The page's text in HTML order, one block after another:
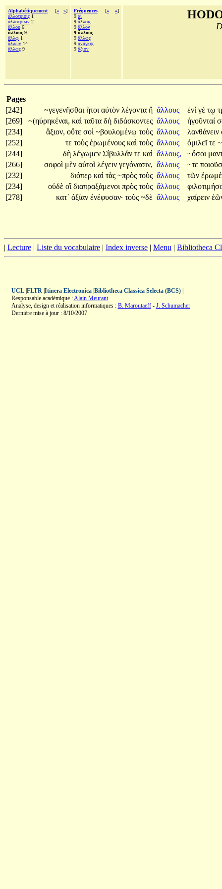
Alphabétiquement [« »]
ἀλλοτρίοις 1
ἀλλοτρίων 2
ἄλλου 6
ἄλλους 9
ἄλλῳ 1
ἄλλων 14
ἄλλως 9
Fréquences [« »]
9 αἱ
9 ἄλλοις
9 ἄλλον
9 ἄλλους
9 ἄλλως
9 ἀνάγκης
9 ἄξιον
Pages
[242]
~γεγενῆσθαι ἤτοι αὐτὸν λέγοντα ἢ ἄλλους ἑνί γέ τῳ
[269]
~(ηὑρηκέναι, καὶ ταῦτα δὴ διδάσκοντες ἄλλους ἡγοῦνταί
[234]
ἄξιον, οὔτε σοὶ ~βουλομένῳ τοὺς ἄλλους λανθάνειν
[252]
τε τοὺς ἐρωμένους καὶ τοὺς ἄλλους ὁμιλεῖτε
[244]
δὴ λέγωμεν Σίβυλλάν τε καὶ ἄλλους, ~ὅσοι
[266]
σοφοὶ μὲν αὐτοὶ λέγειν γεγόνασιν, ἄλλους ~τε
[232]
διόπερ καὶ τὰς ~πρὸς τοὺς ἄλλους τῶν
[234]
οὐδὲ οἳ διαπραξάμενοι πρὸς τοὺς ἄλλους
[278]
κατ᾽ ἀξίαν ἐνέφυσαν· τοὺς ~δὲ ἄλλους χαίρειν
| Lecture | Liste du vocabulaire | Index inverse | Menu | Bibliotheca
UCL| FLTR| Itinera Electronica| Bibliotheca Classica Selecta (BCS)|
Responsable académique :Alain Meurant
Analyse, design et réalisation informatiques : B. Maroutaeff- J. Schumacher
Dernière mise à jour : 8/10/2007